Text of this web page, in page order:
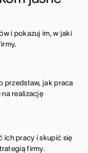
i pokazuj im, w jaki
przedstaw, jak praca
realizację
ich pracy i skupić się
firmy.